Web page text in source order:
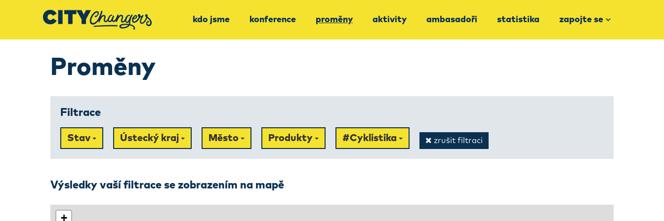
kdo jsme konference proměny aktivity ambasadoři statistika zapojte se
Proměny
Filtrace
Stav Ústecký kraj Město Produkty #Cyklistika zrušit filtraci
Výsledky vaší filtrace se zobrazením na mapě
+